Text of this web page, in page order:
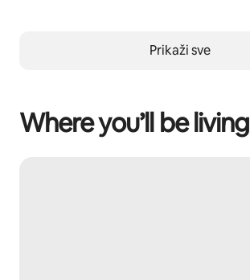
Prikaži sve
Where you’ll be living